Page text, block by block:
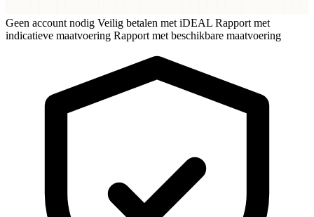
Geen account nodig Veilig betalen met iDEAL Rapport met
indicatieve maatvoering Rapport met beschikbare maatvoering